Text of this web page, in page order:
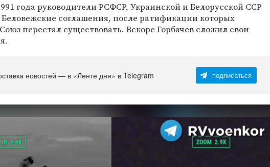
года руководители РСФСР, Украинской и Белорусской ССР
соглашения, после ратификации которых
перестал существовать. Вскоре Горбачев сложил свои
новостей — в «Ленте дня» в Telegram подписаться